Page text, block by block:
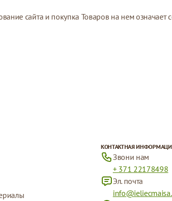
сайта и покупка Товаров на нем означает
КОНТАКТНАЯ
Звони нам
+ 371 22178498
Эл. почта